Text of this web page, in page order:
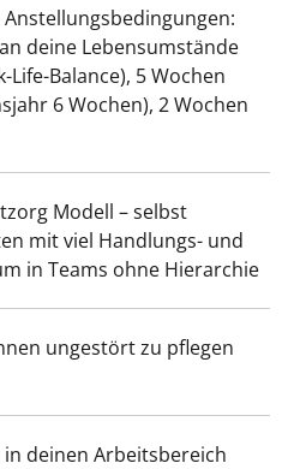
deine Lebensumstände
Balance), 5 Wochen
6 Wochen), 2 Wochen
Modell – selbst
mit viel Handlungs- und
in Teams ohne Hierarchie
ungestört zu pflegen
deinen Arbeitsbereich